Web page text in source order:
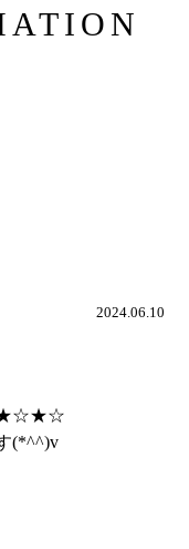
2024.06.10
★☆★☆
(*^^)v